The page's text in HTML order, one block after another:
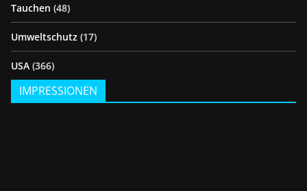
Tauchen (48)
Umweltschutz (17)
USA (366)
IMPRESSIONEN